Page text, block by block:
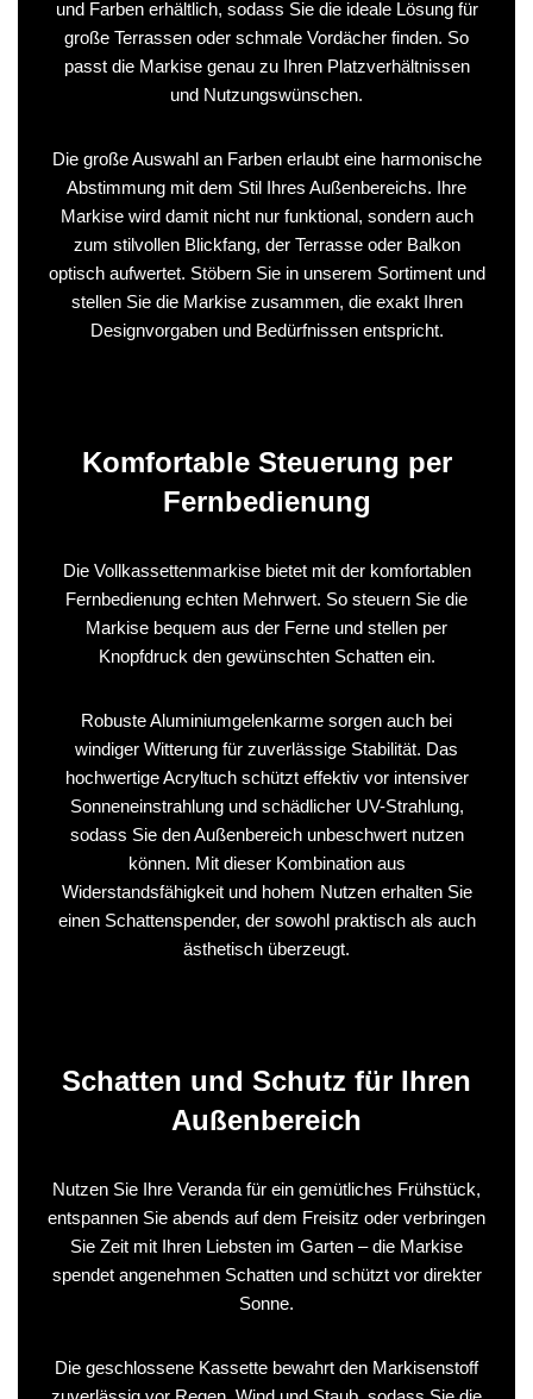
und Farben erhältlich, sodass Sie die ideale Lösung für
große Terrassen oder schmale Vordächer finden. So
passt die Markise genau zu Ihren Platzverhältnissen
und Nutzungswünschen.
Die große Auswahl an Farben erlaubt eine harmonische
Abstimmung mit dem Stil Ihres Außenbereichs. Ihre
Markise wird damit nicht nur funktional, sondern auch
zum stilvollen Blickfang, der Terrasse oder Balkon
optisch aufwertet. Stöbern Sie in unserem Sortiment und
stellen Sie die Markise zusammen, die exakt Ihren
Designvorgaben und Bedürfnissen entspricht.
Komfortable Steuerung per
Fernbedienung
Die Vollkassettenmarkise bietet mit der komfortablen
Fernbedienung echten Mehrwert. So steuern Sie die
Markise bequem aus der Ferne und stellen per
Knopfdruck den gewünschten Schatten ein.
Robuste Aluminiumgelenkarme sorgen auch bei
windiger Witterung für zuverlässige Stabilität. Das
hochwertige Acryltuch schützt effektiv vor intensiver
Sonneneinstrahlung und schädlicher UV-Strahlung,
sodass Sie den Außenbereich unbeschwert nutzen
können. Mit dieser Kombination aus
Widerstandsfähigkeit und hohem Nutzen erhalten Sie
einen Schattenspender, der sowohl praktisch als auch
ästhetisch überzeugt.
Schatten und Schutz für Ihren
Außenbereich
Nutzen Sie Ihre Veranda für ein gemütliches Frühstück,
entspannen Sie abends auf dem Freisitz oder verbringen
Sie Zeit mit Ihren Liebsten im Garten – die Markise
spendet angenehmen Schatten und schützt vor direkter
Sonne.
Die geschlossene Kassette bewahrt den Markisenstoff